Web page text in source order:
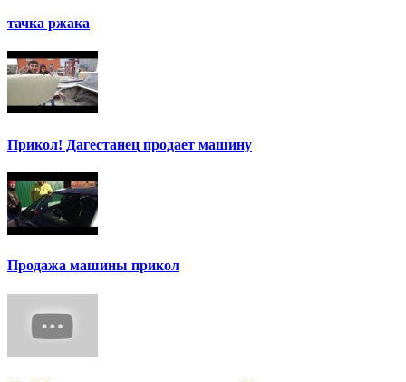
тачка ржака
Прикол! Дагестанец продает машину
Продажа машины прикол